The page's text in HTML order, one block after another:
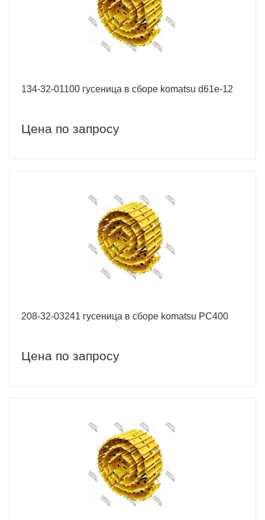
134-32-01100 гусеница в сборе komatsu d61e-12
Цена по запросу
208-32-03241 гусеница в сборе komatsu PC400
Цена по запросу